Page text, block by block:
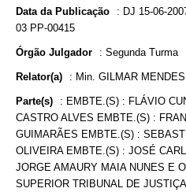
Data da Publicação : DJ 15-06-
03 PP-00415
Órgão Julgador : Segunda Turma
Relator(a) : Min. GILMAR MENDES
Parte(s) : EMBTE.(S) : FLÁVIO
CASTRO ALVES EMBTE.(S) :
GUIMARÃES EMBTE.(S) :
OLIVEIRA EMBTE.(S) : JOSÉ
JORGE AMAURY MAIA NUNES E
SUPERIOR TRIBUNAL DE JUSTIÇA